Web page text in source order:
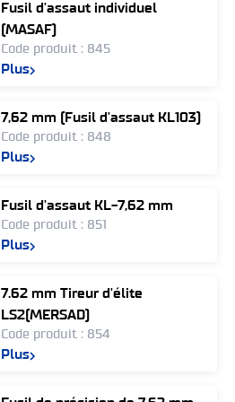
Fusil d'assaut individuel
(MASAF)
Code produit : 845
Plus
7,62 mm (Fusil d'assaut KL103)
Code produit : 848
Plus
Fusil d'assaut KL-7,62 mm
Code produit : 851
Plus
7.62 mm Tireur d'élite
LS2(MERSAD)
Code produit : 854
Plus